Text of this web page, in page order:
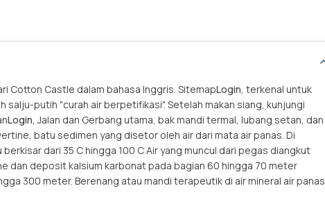
Cotton Castle dalam bahasa Inggris. SitemapLogin, terkenal untuk
salju-putih "curah air berpetifikasi". Setelah makan siang, kunjungi
Login, Jalan dan Gerbang utama, bak mandi termal, lubang setan, dan
batu sedimen yang disetor oleh air dari mata air panas. Di
dari 35 C hingga 100 C Air yang muncul dari pegas diangkut
dan deposit kalsium karbonat pada bagian 60 hingga 70 meter
300 meter. Berenang atau mandi terapeutik di air mineral air panas